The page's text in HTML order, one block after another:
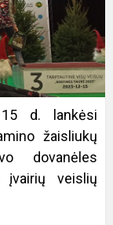
d. lankėsi
žaisliukų
dovanėles
įvairių veislių